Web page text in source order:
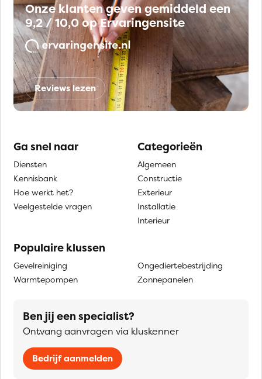
Onze klanten geven gemiddeld een
9,2 / 10,0 op Ervaringensite
Reviews lezen
Ga snel naar
Diensten
Kennisbank
Hoe werkt het?
Veelgestelde vragen
Categorieën
Algemeen
Constructie
Exterieur
Installatie
Interieur
Populaire klussen
Gevelreiniging
Warmtepompen
Ongediertebestrijding
Zonnepanelen
Ben jij een specialist?
Ontvang aanvragen via kluskenner
Bedrijf aanmelden